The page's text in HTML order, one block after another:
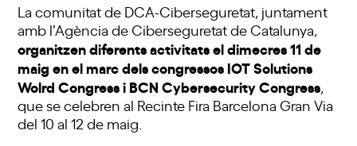
La comunitat de DCA-Ciberseguretat, juntament
amb l’Agència de Ciberseguretat de Catalunya,
organitzen diferents activitats el dimecres 11 de
maig en el marc dels congressos IOT Solutions
Wolrd Congress i BCN Cybersecurity Congress,
que se celebren al Recinte Fira Barcelona Gran Via
del 10 al 12 de maig.